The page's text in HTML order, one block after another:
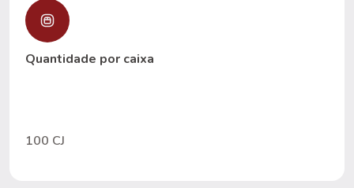
Quantidade por caixa
100 CJ